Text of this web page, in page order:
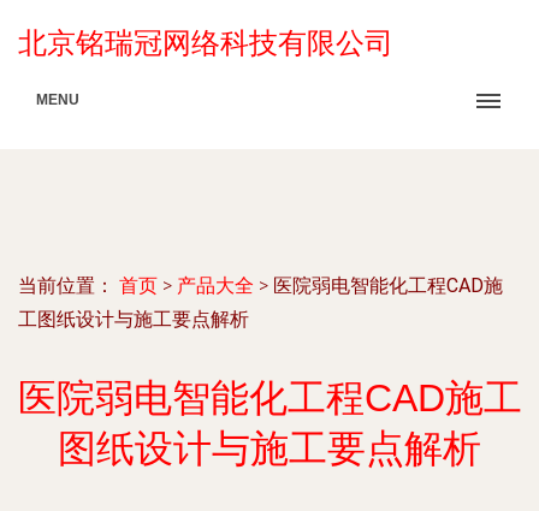
北京铭瑞冠网络科技有限公司
MENU
当前位置： 首页 > 产品大全 > 医院弱电智能化工程CAD施
工图纸设计与施工要点解析
医院弱电智能化工程CAD施工
图纸设计与施工要点解析